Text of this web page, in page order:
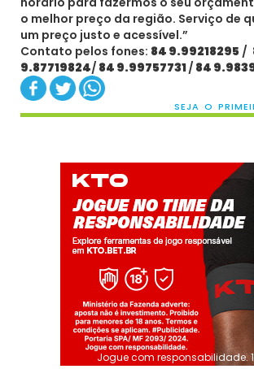
o melhor preço da região. Serviço de
um preço justo e acessível.”
Contato pelos fones: 84 9.99218295 /
9.87719824/ 84 9.99757731/ 84
SEJA O
Jogue com responsabilidade.